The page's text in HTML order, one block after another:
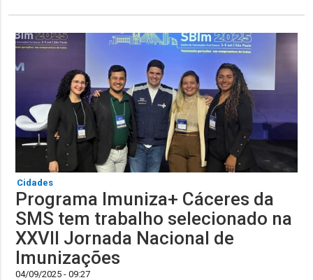
Cidades
Programa Imuniza+ Cáceres da
SMS tem trabalho selecionado na
XXVII Jornada Nacional de
Imunizações
04/09/2025 - 09:27